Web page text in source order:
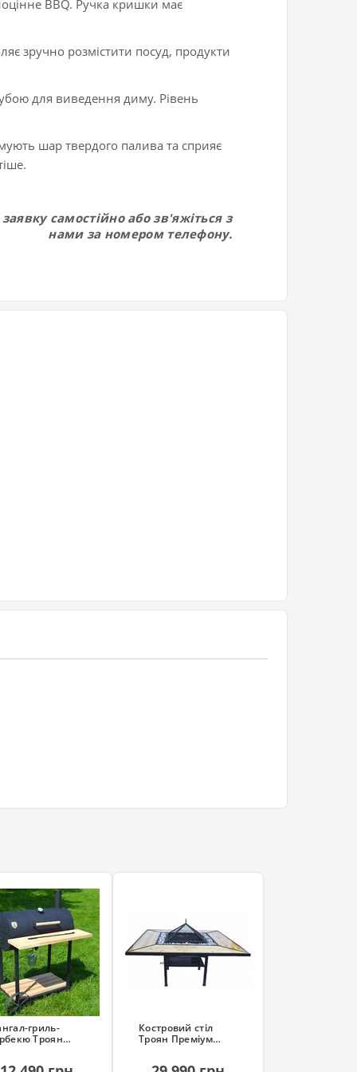
BBQ. Ручка кришки має
зручно розмістити посуд, продукти
для виведення диму. Рівень
шар твердого палива та сприяє
самостійно або зв'яжіться з
нами за номером телефону.
гриль-
Троян
Костровий стіл
Троян Преміум